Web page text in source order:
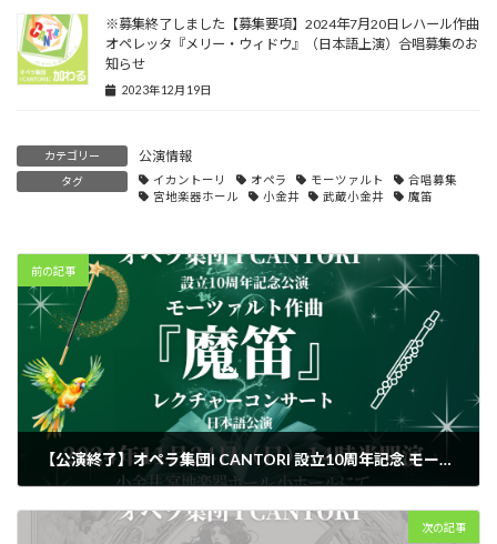
※募集終了しました【募集要項】2024年7月20日レハール作曲
オペレッタ『メリー・ウィドウ』（日本語上演）合唱募集のお
知らせ
2023年12月19日
カテゴリー 公演情報
タグ イカントーリ オペラ モーツァルト
合唱募集
宮地楽器ホール
小金井 武蔵小金井 魔笛
前の記事
【公演終了】オペラ集団I CANTORI 設立10周年記念 モーツァルト作曲 歌芝居『魔笛』レクチャーコンサート（日本語上演）
次の記事